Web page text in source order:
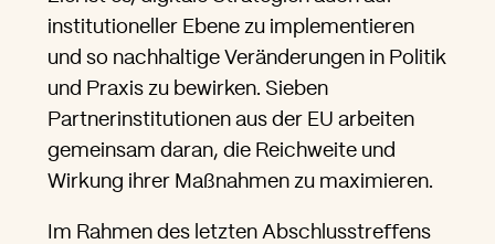
institutioneller Ebene zu implementieren
und so nachhaltige Veränderungen in Politik
und Praxis zu bewirken. Sieben
Partnerinstitutionen aus der EU arbeiten
gemeinsam daran, die Reichweite und
Wirkung ihrer Maßnahmen zu maximieren.
Im Rahmen des letzten Abschlusstreffens